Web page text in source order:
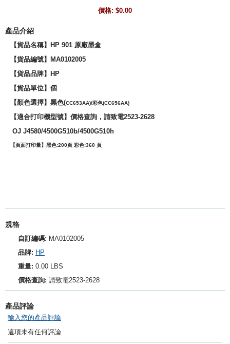
價格: $0.00
產品介紹
【貨品名稱】HP 901 原廠墨盒
【貨品編號】MA0102005
【貨品品牌】
HP
【貨品單位】個
【顏色選擇】黑色(CC653AA)/彩色(CC656AA)
【適合打印機型號】價格查詢，請致電2523-2628
OJ J4580/4500G510b/4500G510h
【頁面打印量】黑色:200頁 彩色:360 頁
規格
自訂編碼: MA0102005
品牌: HP
重量: 0.00 LBS
價格查詢: 請致電2523-2628
產品評論
輸入您的產品評論
這項未有任何評論